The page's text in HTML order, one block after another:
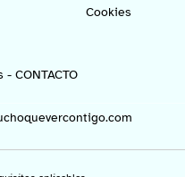
Cookies
- CONTACTO